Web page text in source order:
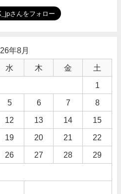
年8月
水 木 金 土
1
5 6 7 8
12 13 14 15
19 20 21 22
26 27 28 29